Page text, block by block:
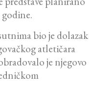
bio je dolazak
atletičara
je njegovo